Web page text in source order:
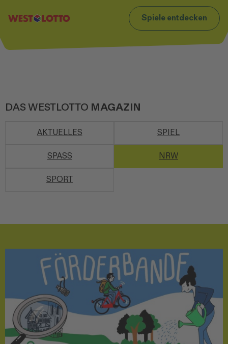
Zum Footer Spiele entdecken
DAS WESTLOTTO MAGAZIN
AKTUELLES SPIEL
SPASS NRW
SPORT